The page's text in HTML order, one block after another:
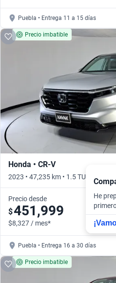
Puebla • Entrega 11 a 15 días
Precio imbatible
Honda • CR-V
2023 • 47,235 km • 1.5 TURBO
Precio desde
$451,999
$8,327 / mes*
Puebla • Entrega 16 a 30 días
Precio imbatible
He